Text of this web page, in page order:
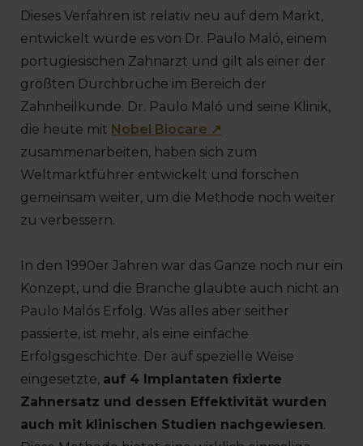
Dieses Verfahren ist relativ neu auf dem Markt,
entwickelt wurde es von Dr. Paulo Maló, einem
portugiesischen Zahnarzt und gilt als einer der
größten Durchbrüche im Bereich der
Zahnheilkunde. Dr. Paulo Maló und seine Klinik,
die heute mit Nobel Biocare ↗
zusammenarbeiten, haben sich zum
Weltmarktführer entwickelt und forschen
gemeinsam weiter, um die Methode noch weiter
zu verbessern.
In den 1990er Jahren war das Ganze noch nur ein
Konzept, und die Branche glaubte auch nicht an
Paulo Malós Erfolg. Was alles aber seither
passierte, ist mehr, als eine einfache
Erfolgsgeschichte. Der auf spezielle Weise
eingesetzte, auf 4 Implantaten fixierte
Zahnersatz und dessen Effektivität wurden
auch mit klinischen Studien nachgewiesen.